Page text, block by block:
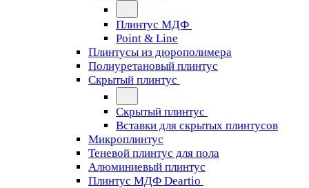
Плинтус МДФ
Point & Line
Плинтусы из дюрополимера
Полиуретановый плинтус
Скрытый плинтус
Скрытый плинтус
Вставки для скрытых плинтусов
Микроплинтус
Теневой плинтус для пола
Алюминиевый плинтус
Плинтус МДФ Deartio